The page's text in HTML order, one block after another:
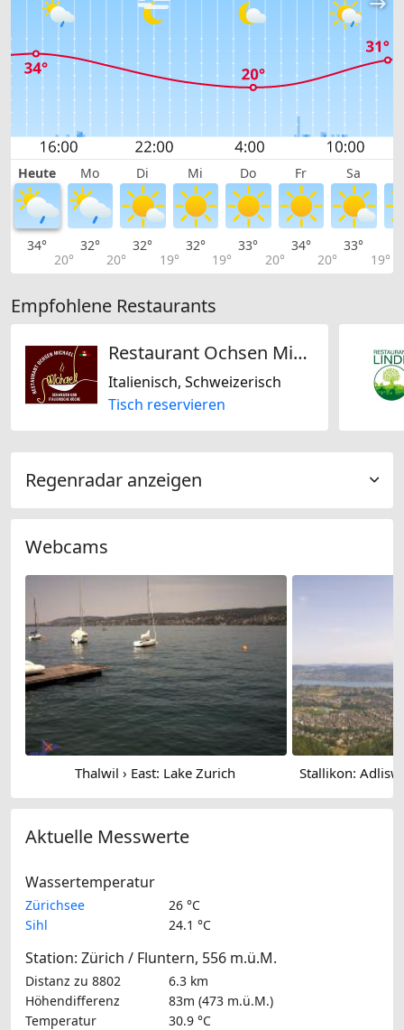
Heute Mo Di Mi Do Fr Sa
34°
20°
32°
20°
32°
19°
32°
19°
33°
20°
34°
20°
33°
19°
Empfohlene Restaurants
Restaurant Ochsen Michael
Italienisch, Schweizerisch
Tisch reservieren
Regenradar anzeigen
Webcams
Thalwil › East: Lake Zurich
Aktuelle Messwerte
Wassertemperatur
Zürichsee
26 °C
Sihl
24.1 °C
Station: Zürich / Fluntern, 556 m.ü.M.
Distanz zu 8802
6.3 km
Höhendifferenz
83m (473 m.ü.M.)
Temperatur
30.9 °C